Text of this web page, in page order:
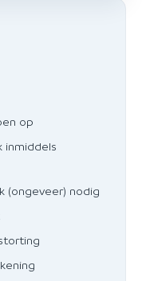
op
inmiddels
(ongeveer) nodig